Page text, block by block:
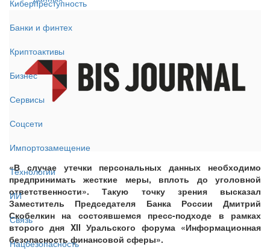
Киберпреступность
Банки и финтех
Криптоактивы
Бизнес
Сервисы
Соцсети
Импортозамещение
Технологии
ИИ
Связь
Нацбезопасность
«В случае утечки персональных данных необходимо
предпринимать жесткие меры, вплоть до уголовной
ответственности». Такую точку зрения высказал
Заместитель Председателя Банка России Дмитрий
Скобелкин на состоявшемся пресс-подходе в рамках
второго дня XII Уральского форума «Информационная
безопасность финансовой сферы».